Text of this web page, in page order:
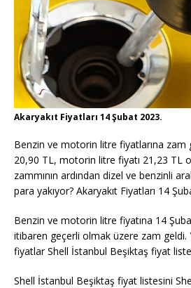
Akaryakıt Fiyatları 14 Şubat 2023.
Benzin ve motorin litre fiyatlarına zam
20,90 TL, motorin litre fiyatı 21,23 TL
zammının ardından dizel ve benzinli
para yakıyor? Akaryakıt Fiyatları 14
Benzin ve motorin litre fiyatına 14
itibaren geçerli olmak üzere zam geldi.
fiyatlar Shell İstanbul Beşiktaş fiyat
Shell İstanbul Beşiktaş fiyat listesini